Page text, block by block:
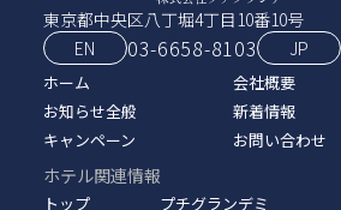
東京都中央区八丁堀4丁目10番10号
EN
03-6658-8103 JP
ホーム
会社概要
お知らせ全般
新着情報
キャンペーン
お問い合わせ
ホテル関連情報
トップ
プチグランデミ